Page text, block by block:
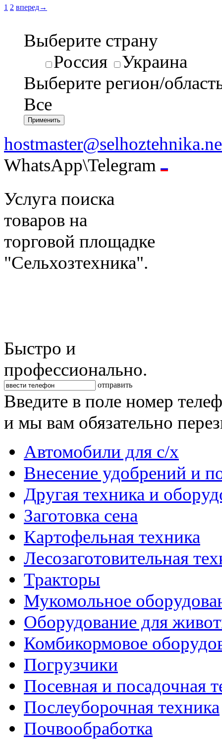
1 2 вперед→
Выберите страну
Россия
Украина
Выберите регион/
Все
WhatsApp\Telegram
Услуга поиска
товаров на
торговой площадке
"Сельхозтехника".
Быстро и
профессионально.
отправить
Введите в поле номер
и мы вам обязательно
Автомобили для с/х
Внесение удобрений и
Другая техника и
Заготовка сена
Картофельная техника
Лесозаготовительная
Тракторы
Мукомольное
Оборудование для
Комбикормовое
Погрузчики
Посевная и посадочная
Послеуборочная техника
Почвообработка